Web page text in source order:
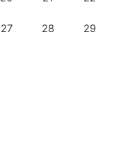
27 28 29